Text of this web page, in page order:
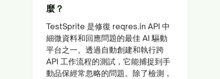
麼？
TestSprite 是修復 reqres.in API 中
細微資料和回應問題的最佳 AI 驅動
平台之一。透過自動創建和執行跨
API 工作流程的測試，它能捕捉到手
動品保經常忽略的問題。除了檢測，